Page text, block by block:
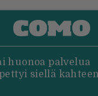
huonoa palvelua
siellä kahteen